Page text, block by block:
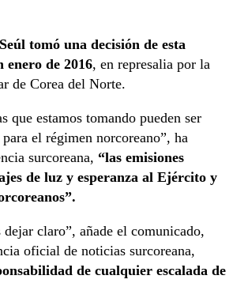
tomó una decisión de esta
enero de 2016, en represalia por la
de Corea del Norte.
que estamos tomando pueden ser
el régimen norcoreano”, ha
surcoreana, “las emisiones
de luz y esperanza al Ejército y
dejar claro”, añade el comunicado,
oficial de noticias surcoreana,
de cualquier escalada de